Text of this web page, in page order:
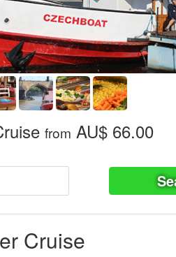
from AU$ 66.00
Cruise